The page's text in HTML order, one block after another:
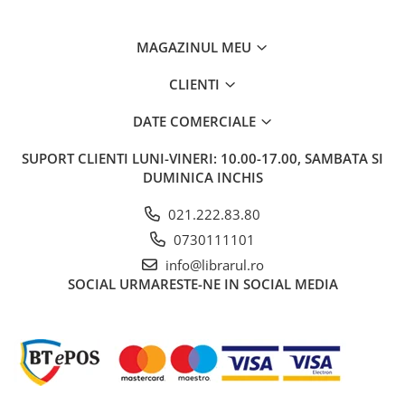
Carti de colorat pentru adulti
Cursuri universitare
Al Doilea Razboi Mondial
Biografii, memorii si jurnale
Istoria comunismului
MAGAZINUL MEU
CLIENTI
DATE COMERCIALE
SUPORT CLIENTI LUNI-VINERI: 10.00-17.00, SAMBATA SI
DUMINICA INCHIS
021.222.83.80
0730111101
info@librarul.ro
SOCIAL URMARESTE-NE IN SOCIAL MEDIA